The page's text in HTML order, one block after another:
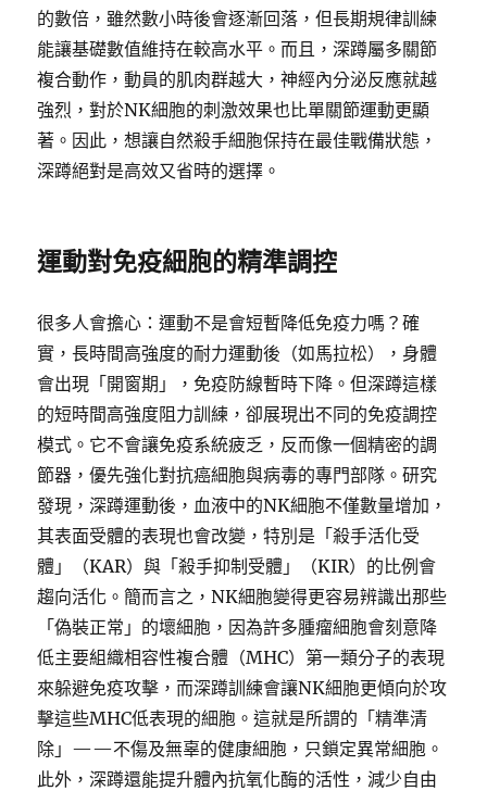
的數倍，雖然數小時後會逐漸回落，但長期規律訓練
能讓基礎數值維持在較高水平。而且，深蹲屬多關節
複合動作，動員的肌肉群越大，神經內分泌反應就越
強烈，對於NK細胞的刺激效果也比單關節運動更顯
著。因此，想讓自然殺手細胞保持在最佳戰備狀態，
深蹲絕對是高效又省時的選擇。
運動對免疫細胞的精準調控
很多人會擔心：運動不是會短暫降低免疫力嗎？確
實，長時間高強度的耐力運動後（如馬拉松），身體
會出現「開窗期」，免疫防線暫時下降。但深蹲這樣
的短時間高強度阻力訓練，卻展現出不同的免疫調控
模式。它不會讓免疫系統疲乏，反而像一個精密的調
節器，優先強化對抗癌細胞與病毒的專門部隊。研究
發現，深蹲運動後，血液中的NK細胞不僅數量增加，
其表面受體的表現也會改變，特別是「殺手活化受
體」（KAR）與「殺手抑制受體」（KIR）的比例會
趨向活化。簡而言之，NK細胞變得更容易辨識出那些
「偽裝正常」的壞細胞，因為許多腫瘤細胞會刻意降
低主要組織相容性複合體（MHC）第一類分子的表現
來躲避免疫攻擊，而深蹲訓練會讓NK細胞更傾向於攻
擊這些MHC低表現的細胞。這就是所謂的「精準清
除」——不傷及無辜的健康細胞，只鎖定異常細胞。
此外，深蹲還能提升體內抗氧化酶的活性，減少自由